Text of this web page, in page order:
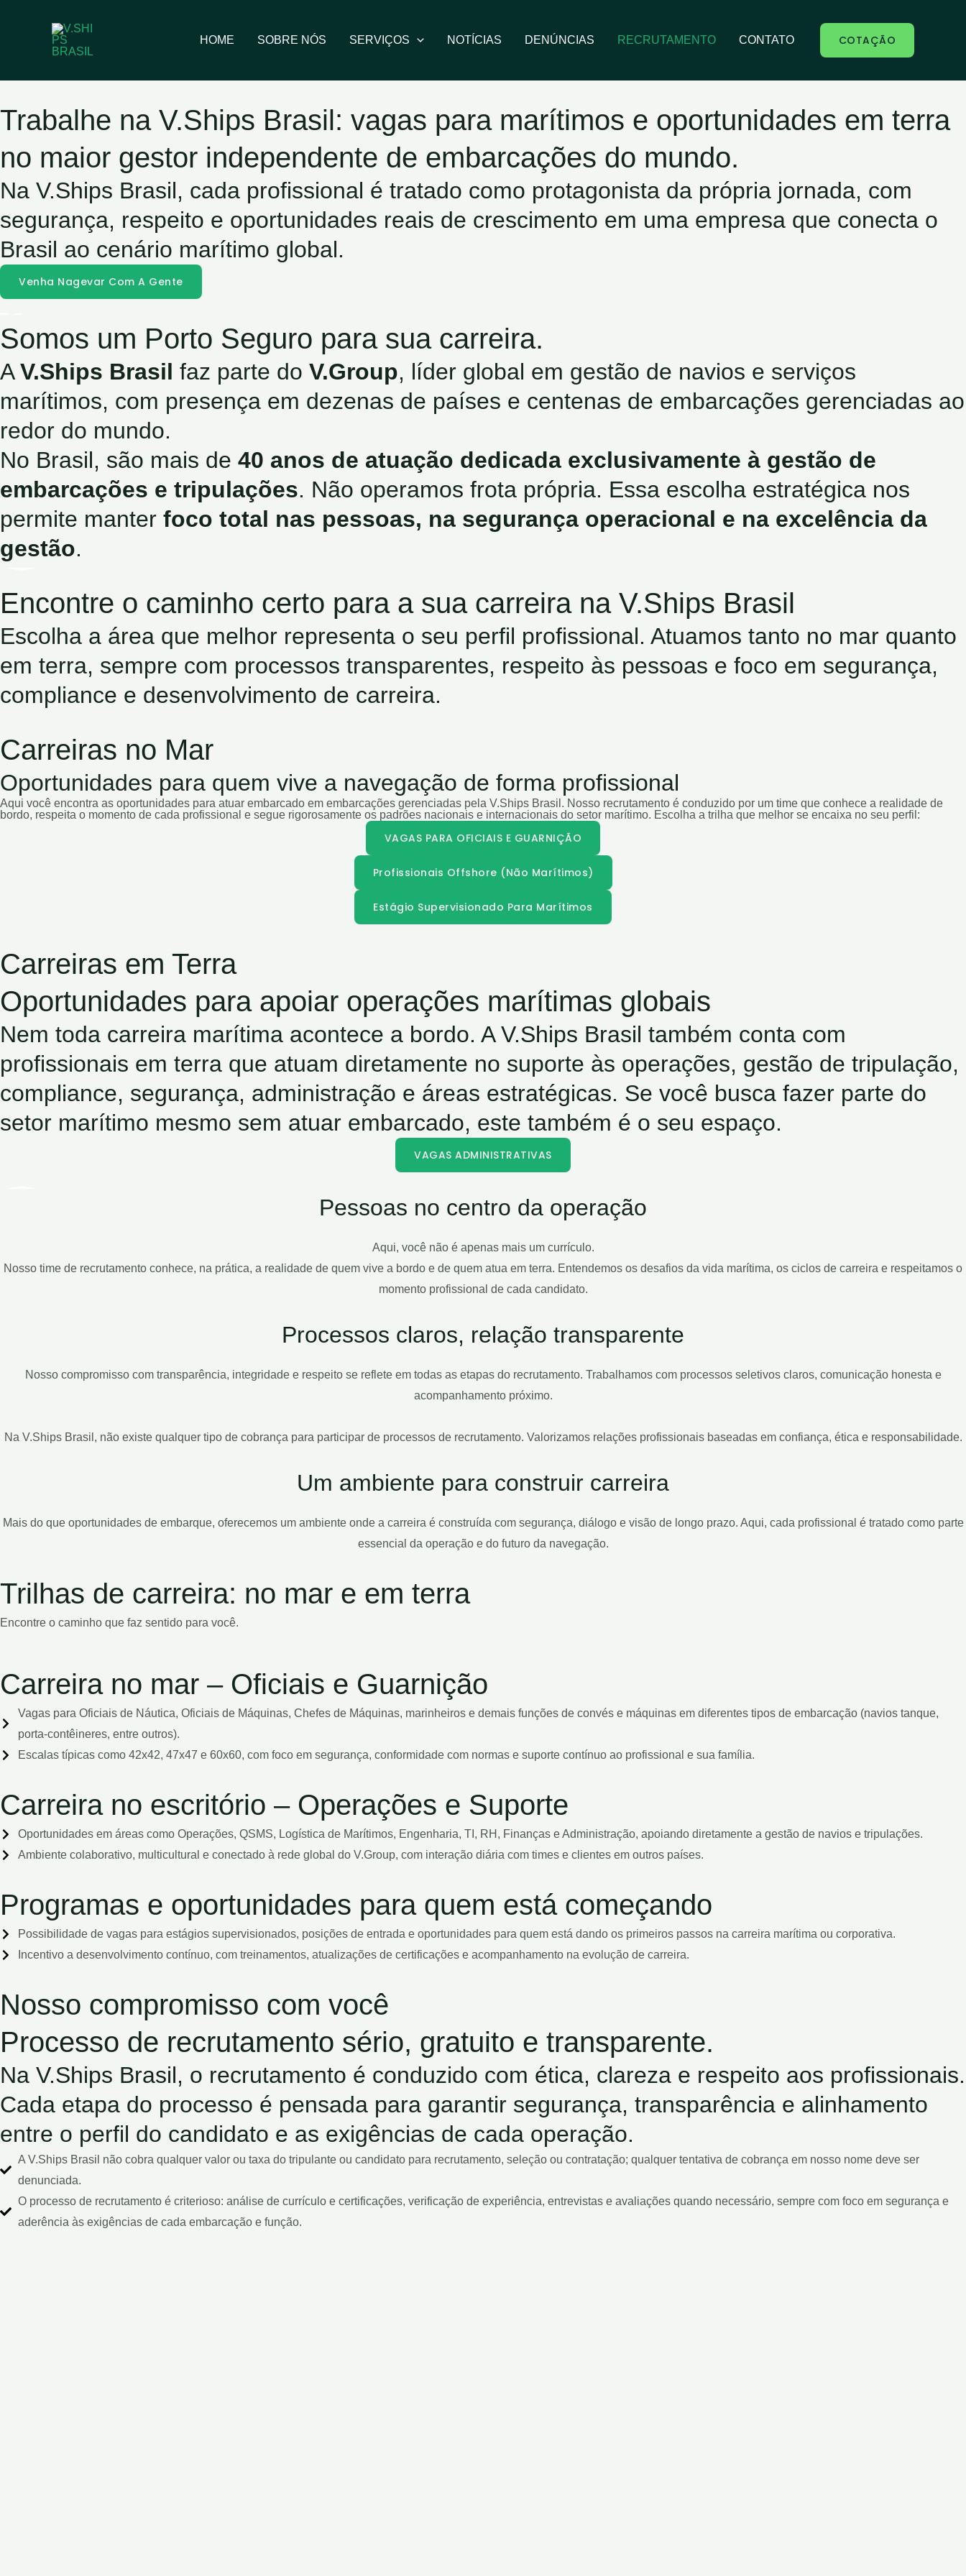
HOME SOBRE NÓS SERVIÇOS NOTÍCIAS DENÚNCIAS RECRUTAMENTO CONTATO COTAÇÃO
Trabalhe na V.Ships Brasil: vagas para marítimos e oportunidades em terra
no maior gestor independente de embarcações do mundo.
Na V.Ships Brasil, cada profissional é tratado como protagonista da própria jornada, com
segurança, respeito e oportunidades reais de crescimento em uma empresa que conecta o
Brasil ao cenário marítimo global.
Venha Nagevar Com A Gente
Somos um Porto Seguro para sua carreira.
AV.Ships Brasil faz parte do V.Group, líder global em gestão de navios e serviços
marítimos, com presença em dezenas de países e centenas de embarcações gerenciadas ao
redor do mundo.
No Brasil, são mais de 40 anos de atuação dedicada exclusivamente à gestão de
embarcações e tripulações. Não operamos frota própria. Essa escolha estratégica nos
permite manter foco total nas pessoas, na segurança operacional e na excelência da
gestão.
Encontre o caminho certo para a sua carreira na V.Ships Brasil
Escolha a área que melhor representa o seu perfil profissional. Atuamos tanto no mar quanto
em terra, sempre com processos transparentes, respeito às pessoas e foco em segurança,
compliance e desenvolvimento de carreira.
Carreiras no Mar
Oportunidades para quem vive a navegação de forma profissional
Aqui você encontra as oportunidades para atuar embarcado em embarcações gerenciadas pela V.Ships Brasil. Nosso recrutamento é conduzido por um time que conhece a realidade de
bordo, respeita o momento de cada profissional e segue rigorosamente os padrões nacionais e internacionais do setor marítimo. Escolha a trilha que melhor se encaixa no seu perfil:
VAGAS PARA OFICIAIS E GUARNIÇÃO
Profissionais Offshore (Não Marítimos)
Estágio Supervisionado Para Marítimos
Carreiras em Terra
Oportunidades para apoiar operações marítimas globais
Nem toda carreira marítima acontece a bordo. A V.Ships Brasil também conta com
profissionais em terra que atuam diretamente no suporte às operações, gestão de tripulação,
compliance, segurança, administração e áreas estratégicas. Se você busca fazer parte do
setor marítimo mesmo sem atuar embarcado, este também é o seu espaço.
VAGAS ADMINISTRATIVAS
Pessoas no centro da operação
Aqui, você não é apenas mais um currículo.
Nosso time de recrutamento conhece, na prática, a realidade de quem vive a bordo e de quem atua em terra. Entendemos os desafios da vida marítima, os ciclos de carreira e respeitamos o
momento profissional de cada candidato.
Processos claros, relação transparente
Nosso compromisso com transparência, integridade e respeito se reflete em todas as etapas do recrutamento. Trabalhamos com processos seletivos claros, comunicação honesta e
acompanhamento próximo.
Na V.Ships Brasil, não existe qualquer tipo de cobrança para participar de processos de recrutamento. Valorizamos relações profissionais baseadas em confiança, ética e responsabilidade.
Um ambiente para construir carreira
Mais do que oportunidades de embarque, oferecemos um ambiente onde a carreira é construída com segurança, diálogo e visão de longo prazo. Aqui, cada profissional é tratado como parte
essencial da operação e do futuro da navegação.
Trilhas de carreira: no mar e em terra
Encontre o caminho que faz sentido para você.
Carreira no mar – Oficiais e Guarnição
Vagas para Oficiais de Náutica, Oficiais de Máquinas, Chefes de Máquinas, marinheiros e demais funções de convés e máquinas em diferentes tipos de embarcação (navios tanque,
porta-contêineres, entre outros).
Escalas típicas como 42x42, 47x47 e 60x60, com foco em segurança, conformidade com normas e suporte contínuo ao profissional e sua família.
Carreira no escritório – Operações e Suporte
Oportunidades em áreas como Operações, QSMS, Logística de Marítimos, Engenharia, TI, RH, Finanças e Administração, apoiando diretamente a gestão de navios e tripulações.
Ambiente colaborativo, multicultural e conectado à rede global do V.Group, com interação diária com times e clientes em outros países.
Programas e oportunidades para quem está começando
Possibilidade de vagas para estágios supervisionados, posições de entrada e oportunidades para quem está dando os primeiros passos na carreira marítima ou corporativa.
Incentivo a desenvolvimento contínuo, com treinamentos, atualizações de certificações e acompanhamento na evolução de carreira.
Nosso compromisso com você
Processo de recrutamento sério, gratuito e transparente.
Na V.Ships Brasil, o recrutamento é conduzido com ética, clareza e respeito aos profissionais.
Cada etapa do processo é pensada para garantir segurança, transparência e alinhamento
entre o perfil do candidato e as exigências de cada operação.
A V.Ships Brasil não cobra qualquer valor ou taxa do tripulante ou candidato para recrutamento, seleção ou contratação; qualquer tentativa de cobrança em nosso nome deve ser
denunciada.
O processo de recrutamento é criterioso: análise de currículo e certificações, verificação de experiência, entrevistas e avaliações quando necessário, sempre com foco em segurança e
aderência às exigências de cada embarcação e função.